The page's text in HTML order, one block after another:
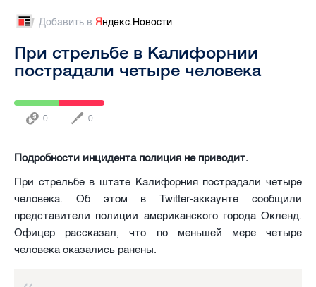
Добавить в Яндекс.Новости
При стрельбе в Калифорнии
пострадали четыре человека
0 0
Подробности инцидента полиция не приводит.
При стрельбе в штате Калифорния пострадали четыре
человека. Об этом в Twitter-аккаунте сообщили
представители полиции американского города Окленд.
Офицер рассказал, что по меньшей мере четыре
человека оказались ранены.